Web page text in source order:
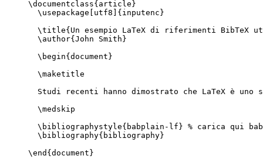
\documentclass{ article }
\usepackage
utf8 ]{ inputenc }
\title{Un esempio LaTeX di riferimenti
\author{John Smith}
\begin{ document }
\maketitle
Studi recenti hanno dimostrato che LaTeX è
\medskip
\bibliographystyle{babplain-lf} % carica qui
\bibliography{bibliography}
\end { document }